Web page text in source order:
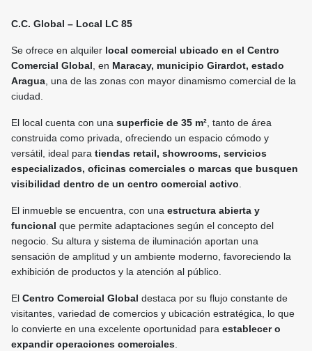
C.C. Global – Local LC 85
Se ofrece en alquiler local comercial ubicado en el Centro
Comercial Global , en Maracay, municipio Girardot, estado
Aragua , una de las zonas con mayor dinamismo comercial de la
ciudad.
El local cuenta con una superficie de 35 m² , tanto de área
construida como privada, ofreciendo un espacio cómodo y
versátil, ideal para tiendas retail, showrooms, servicios
especializados, oficinas comerciales o marcas que busquen
visibilidad dentro de un centro comercial activo
El inmueble se encuentra, con una estructura abierta y
funcional que permite adaptaciones según el concepto del
negocio. Su altura y sistema de iluminación aportan una
sensación de amplitud y un ambiente moderno, favoreciendo la
exhibición de productos y la atención al público.
El Centro Comercial Global destaca por su flujo constante de
visitantes, variedad de comercios y ubicación estratégica, lo que
lo convierte en una excelente oportunidad para establecer o
expandir operaciones comerciales